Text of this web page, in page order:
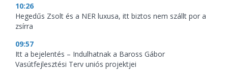
10:26
Hegedűs Zsolt és a NER luxusa, itt biztos nem szállt por a
zsírra
09:57
Itt a bejelentés – Indulhatnak a Baross Gábor
Vasútfejlesztési Terv uniós projektjei